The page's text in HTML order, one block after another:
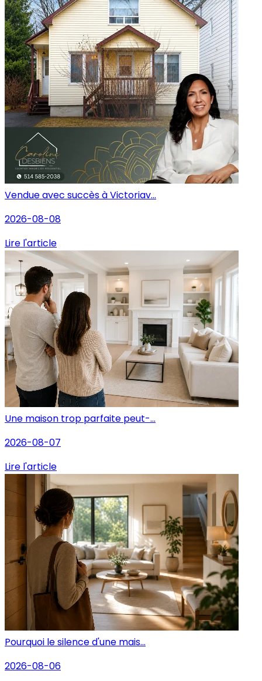
Vendue avec succès à Victoriav...
2026-08-08
Lire l'article
Une maison trop parfaite peut-...
2026-08-07
Lire l'article
Pourquoi le silence d'une mais...
2026-08-06